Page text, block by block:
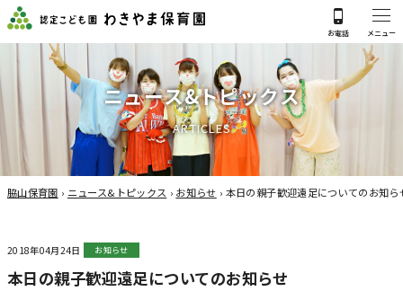
ニュース&トピックス
ARTICLES
脇山保育園 › ニュース&トピックス › お知らせ › 本日の親子歓迎遠足についてのお知ら
2018年04月24日 お知らせ
本日の親子歓迎遠足についてのお知らせ